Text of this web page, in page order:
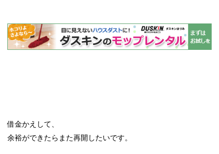
借金かえして、
余裕ができたらまた再開したいです。